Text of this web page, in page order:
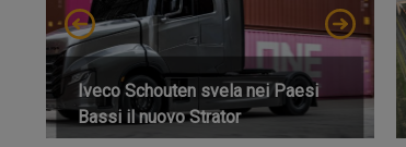
Iveco Schouten svela nei Paesi
Bassi il nuovo Strator